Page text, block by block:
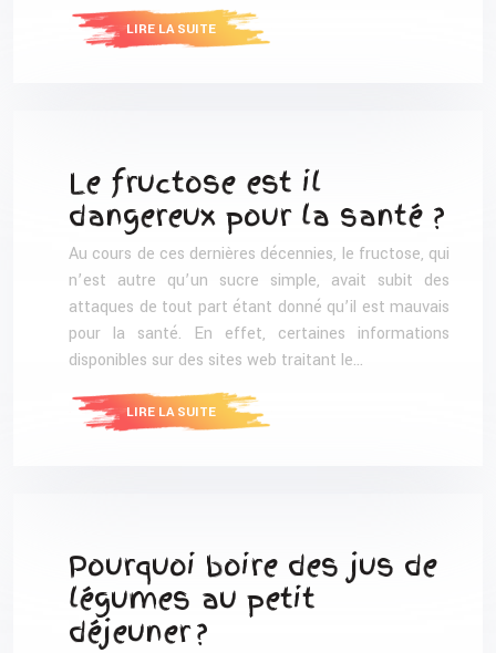
LIRE LA SUITE
Le fructose est il
dangereux pour la santé ?
Au cours de ces dernières décennies, le fructose, qui
n’est autre qu’un sucre simple, avait subit des
attaques de tout part étant donné qu’il est mauvais
pour la santé. En effet, certaines informations
disponibles sur des sites web traitant le…
LIRE LA SUITE
Pourquoi boire des jus de
légumes au petit
déjeuner ?